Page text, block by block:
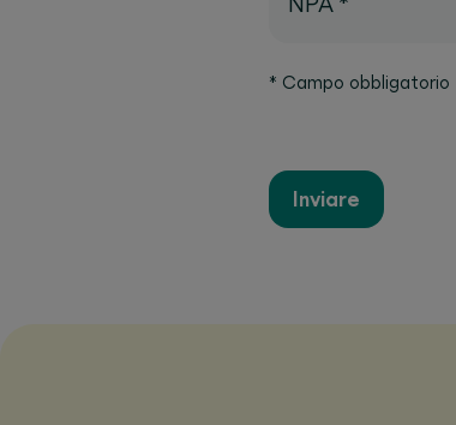
* Campo obbligatorio
Inviare